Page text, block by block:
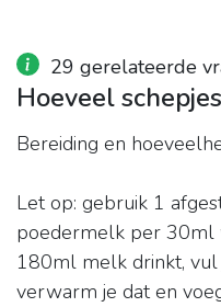
29 gerelateerde
Hoeveel
Bereiding en
Let op: gebruik 1
poedermelk per 30ml
180ml melk drinkt,
verwarm je dat en